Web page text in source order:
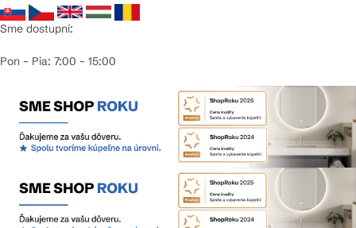
Sme dostupní:
Pon – Pia: 7:00 – 15:00